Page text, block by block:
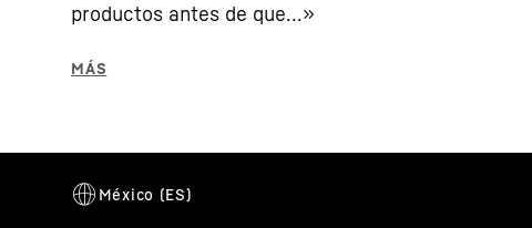
productos antes de que...»